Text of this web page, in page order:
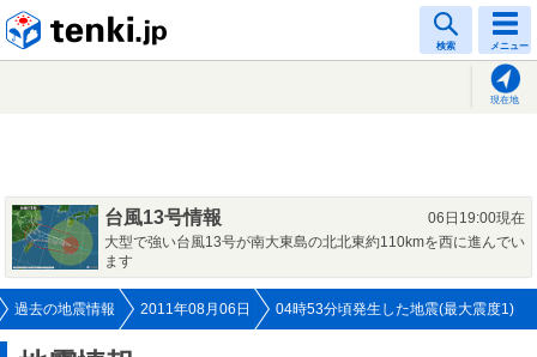
検索 メニュー
現在地
台風13号情報
06日19:00現在
大型で強い台風13号が南大東島の北北東約110kmを西に進んでい
ます
過去の地震情報 2011年08月06日 04時53分頃発生した地震(最大震度1)